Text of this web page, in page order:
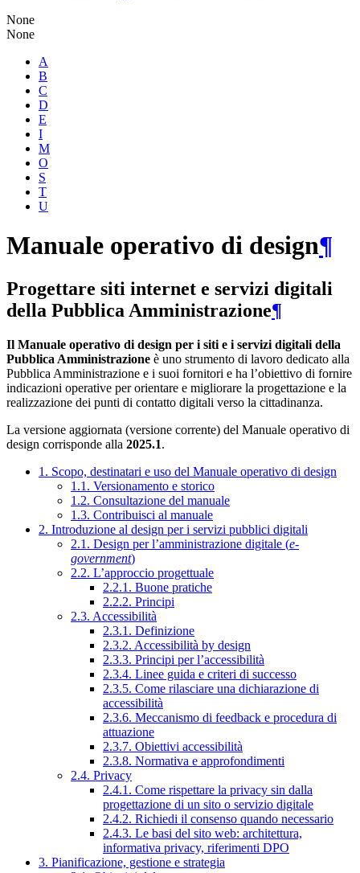
None
None
A
B
C
D
E
I
M
O
S
T
U
Manuale operativo di design¶
Progettare siti internet e servizi digitali
della Pubblica Amministrazione¶
Il Manuale operativo di design per i siti e i servizi digitali della
Pubblica Amministrazione è uno strumento di lavoro dedicato alla
Pubblica Amministrazione e i suoi fornitori e ha l’obiettivo di fornire
indicazioni operative per orientare e migliorare la progettazione e la
realizzazione dei punti di contatto digitali verso la cittadinanza.
La versione aggiornata (versione corrente) del Manuale operativo di
design corrisponde alla 2025.1.
1. Scopo, destinatari e uso del Manuale operativo di design
1.1. Versionamento e storico
1.2. Consultazione del manuale
1.3. Contribuisci al manuale
2. Introduzione al design per i servizi pubblici digitali
2.1. Design per l’amministrazione digitale (e-
government)
2.2. L’approccio progettuale
2.2.1. Buone pratiche
2.2.2. Principi
2.3. Accessibilità
2.3.1. Definizione
2.3.2. Accessibilità by design
2.3.3. Principi per l’accessibilità
2.3.4. Linee guida e criteri di successo
2.3.5. Come rilasciare una dichiarazione di
accessibilità
2.3.6. Meccanismo di feedback e procedura di
attuazione
2.3.7. Obiettivi accessibilità
2.3.8. Normativa e approfondimenti
2.4. Privacy
2.4.1. Come rispettare la privacy sin dalla
progettazione di un sito o servizio digitale
2.4.2. Richiedi il consenso quando necessario
2.4.3. Le basi del sito web: architettura,
informativa privacy, riferimenti DPO
3. Pianificazione, gestione e strategia